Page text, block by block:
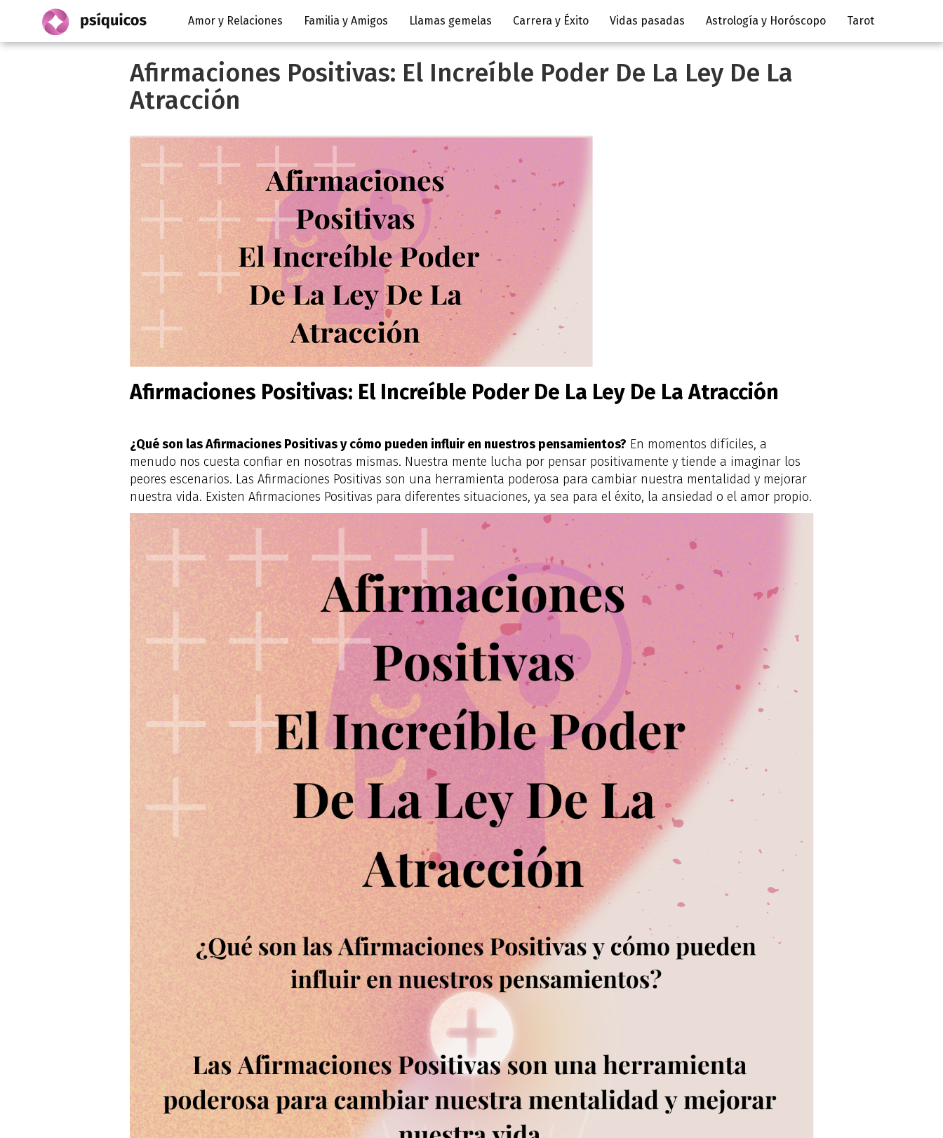
Amor y Relaciones Familia y Amigos Llamas gemelas Carrera y Éxito Vidas pasadas Astrología y Horóscopo Tarot
Afirmaciones Positivas: El Increíble Poder De La Ley De La
Atracción
Afirmaciones Positivas: El Increíble Poder De La Ley De La Atracción
¿Qué son las Afirmaciones Positivas y cómo pueden influir en nuestros pensamientos? En momentos difíciles, a
menudo nos cuesta confiar en nosotras mismas. Nuestra mente lucha por pensar positivamente y tiende a imaginar los
peores escenarios. Las Afirmaciones Positivas son una herramienta poderosa para cambiar nuestra mentalidad y mejorar
nuestra vida. Existen Afirmaciones Positivas para diferentes situaciones, ya sea para el éxito, la ansiedad o el amor propio.